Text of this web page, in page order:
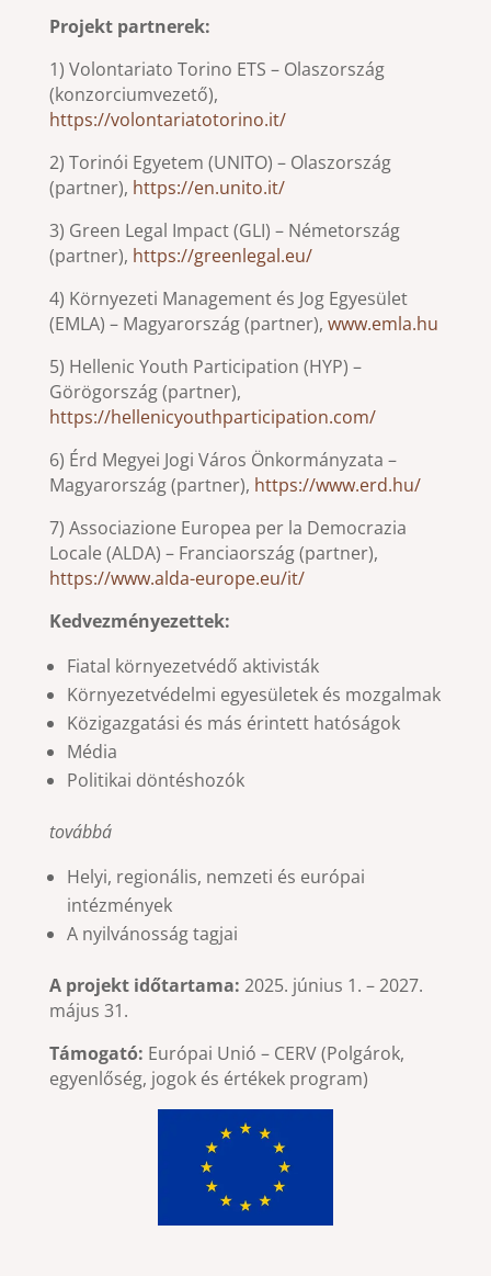
Projekt partnerek:
1) Volontariato Torino ETS – Olaszország
(konzorciumvezető),
https://volontariatotorino.it/
2) Torinói Egyetem (UNITO) – Olaszország
(partner), https://en.unito.it/
3) Green Legal Impact (GLI) – Németország
(partner), https://greenlegal.eu/
4) Környezeti Management és Jog Egyesület
(EMLA) – Magyarország (partner), www.emla.hu
5) Hellenic Youth Participation (HYP) –
Görögország (partner),
https://hellenicyouthparticipation.com/
6) Érd Megyei Jogi Város Önkormányzata –
Magyarország (partner), https://www.erd.hu/
7) Associazione Europea per la Democrazia
Locale (ALDA) – Franciaország (partner),
https://www.alda-europe.eu/it/
Kedvezményezettek:
Fiatal környezetvédő aktivisták
Környezetvédelmi egyesületek és mozgalmak
Közigazgatási és más érintett hatóságok
Média
Politikai döntéshozók
továbbá
Helyi, regionális, nemzeti és európai
intézmények
A nyilvánosság tagjai
A projekt időtartama: 2025. június 1. – 2027.
május 31.
Támogató: Európai Unió – CERV (Polgárok,
egyenlőség, jogok és értékek program)